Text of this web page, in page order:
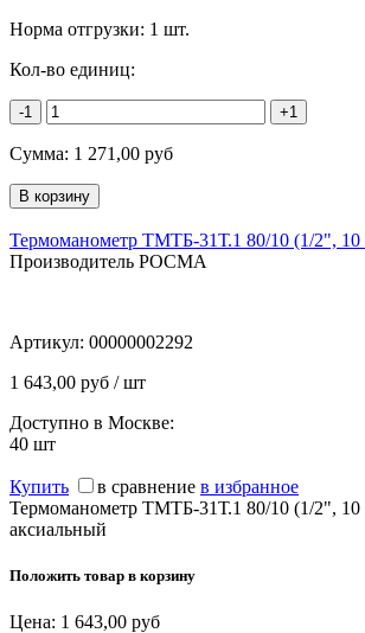
Норма отгрузки: 1 шт.
Кол-во единиц:
-1 +1
Сумма: 1 271,00 руб
Термоманометр ТМТБ-31Т.1 80/10 (1/2", 10
Производитель РОСМА
Артикул: 00000002292
1 643,00 руб / шт
Доступно в Москве:
40 шт
Купить в сравнение в избранное
Термоманометр ТМТБ-31Т.1 80/10 (1/2", 10
аксиальный
Положить товар в корзину
Цена: 1 643,00 руб